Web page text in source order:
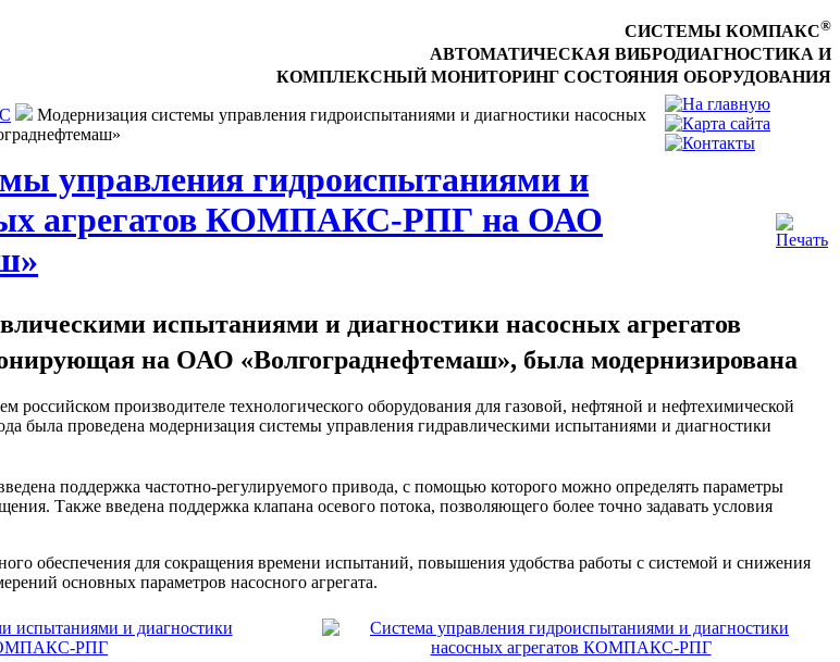
СИСТЕМЫ КОМПАКС®
АВТОМАТИЧЕСКАЯ ВИБРОДИАГНОСТИКА И
КОМПЛЕКСНЫЙ МОНИТОРИНГ СОСТОЯНИЯ ОБОРУДОВАНИЯ
Модернизация системы управления гидроиспытаниями и диагностики насосных
управления гидроиспытаниями и
агрегатов КОМПАКС-РПГ на ОАО
испытаниями и диагностики насосных агрегатов
на ОАО «Волгограднефтемаш», была модернизирована
производителе технологического оборудования для газовой, нефтяной и нефтехимической
была проведена модернизация системы управления гидравлическими испытаниями и диагностики
поддержка частотно-регулируемого привода, с помощью которого можно определять параметры
Также введена поддержка клапана осевого потока, позволяющего более точно задавать условия
обеспечения для сокращения времени испытаний, повышения удобства работы с системой и снижения
основных параметров насосного агрегата.